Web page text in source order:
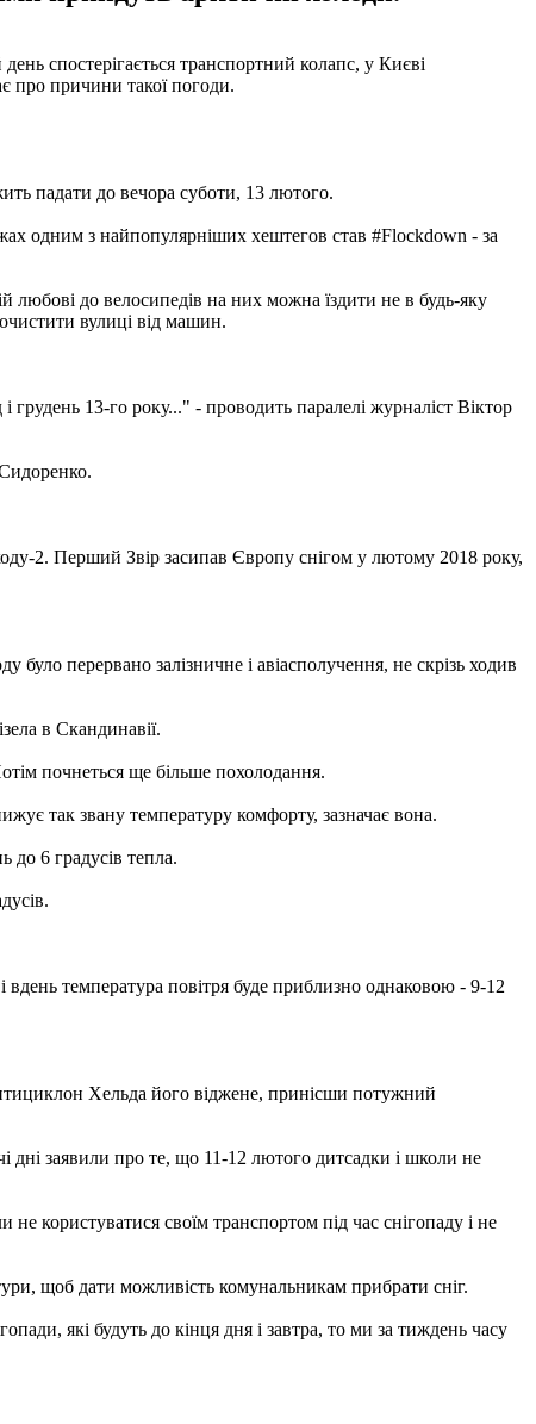
спостерігається транспортний колапс, у Києві
про причини такої погоди.
падати до вечора суботи, 13 лютого.
одним з найпопулярніших хештегов став #Flockdown - за
любові до велосипедів на них можна їздити не в будь-яку
вулиці від машин.
13-го року..." - проводить паралелі журналіст Віктор
2. Перший Звір засипав Європу снігом у лютому 2018 року,
перервано залізничне і авіасполучення, не скрізь ходив
в Скандинавії.
почнеться ще більше похолодання.
так звану температуру комфорту, зазначає вона.
до 6 градусів тепла.
температура повітря буде приблизно однаковою - 9-12
Хельда його віджене, принісши потужний
дні заявили про те, що 11-12 лютого дитсадки і школи не
користуватися своїм транспортом під час снігопаду і не
щоб дати можливість комунальникам прибрати сніг.
які будуть до кінця дня і завтра, то ми за тиждень часу